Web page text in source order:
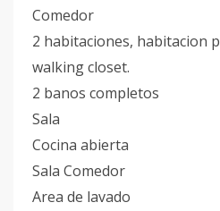
Comedor
2 habitaciones, habitacion
walking closet.
2 banos completos
Sala
Cocina abierta
Sala Comedor
Area de lavado